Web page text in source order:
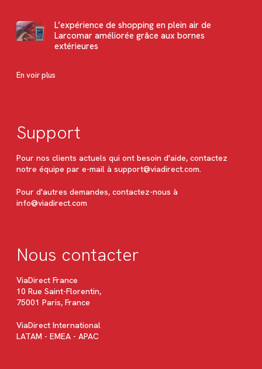
L’expérience de shopping en plein air de
Larcomar améliorée grâce aux bornes
extérieures
En voir plus
Support
Pour nos clients actuels qui ont besoin d'aide, contactez
notre équipe par e-mail à support@viadirect.com.
Pour d'autres demandes, contactez-nous à
info@viadirect.com
Nous contacter
ViaDirect France
10 Rue Saint-Florentin,
75001 Paris, France
ViaDirect International
LATAM - EMEA - APAC